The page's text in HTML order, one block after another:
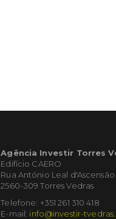
Agência Investir Torres
Edifício CAERO
Rua António Leal d'Ascensão
2560-309 Torres Vedras
Telefone: +351 261 310 418
E-mail: info@investir-